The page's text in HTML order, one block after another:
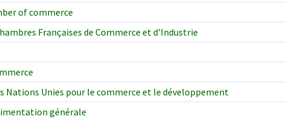
of commerce
Françaises de Commerce et d'Industrie
Nations Unies pour le commerce et le développement
générale